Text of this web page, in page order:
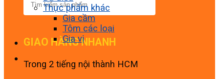
GIAO HÀNG NHANH
Trong 2 tiếng nội thành HCM
Thực phẩm khác
Gia cầm
Tôm các loại
Gia vị